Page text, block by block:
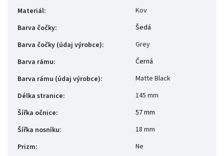
Materiál:
Kov
Barva čočky:
Šedá
Barva čočky (údaj výrobce):
Grey
Barva rámu:
Černá
Barva rámu (údaj výrobce):
Matte Black
Délka stranice:
145 mm
Šířka očnice:
57 mm
Šířka nosníku:
18 mm
Prizm:
Ne